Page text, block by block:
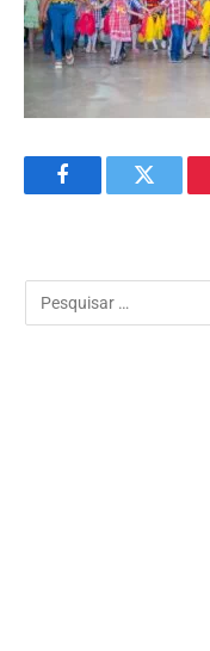
FacebookTwitter